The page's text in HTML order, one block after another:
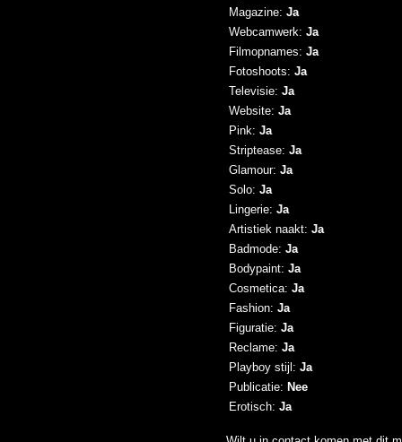
Magazine: Ja
Webcamwerk: Ja
Filmopnames: Ja
Fotoshoots: Ja
Televisie: Ja
Website: Ja
Pink: Ja
Striptease: Ja
Glamour: Ja
Solo: Ja
Lingerie: Ja
Artistiek naakt: Ja
Badmode: Ja
Bodypaint: Ja
Cosmetica: Ja
Fashion: Ja
Figuratie: Ja
Reclame: Ja
Playboy stijl: Ja
Publicatie: Nee
Erotisch: Ja